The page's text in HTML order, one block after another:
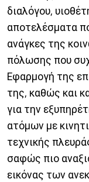
διαλόγου,
αποτελέσματα
ανάγκες της
πόλωσης που
Εφαρμογή της
της, καθώς και
για την
ατόμων με
τεχνικής
σαφώς πιο
εικόνας των